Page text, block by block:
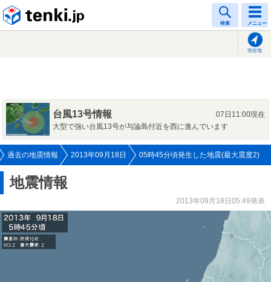
検索 メニュー
現在地
台風13号情報
07日11:00現在
大型で強い台風13号が与論島付近を西に進んでいます
過去の地震情報 2013年09月18日 05時45分頃発生した地震(最大震度2)
地震情報
2013年09月18日05:49発表